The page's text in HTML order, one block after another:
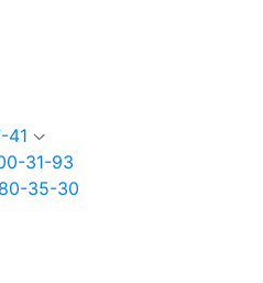
41
31-93
35-30